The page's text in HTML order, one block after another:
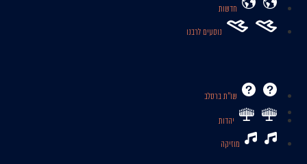
חדשות
נוסעים לרבנו
שו’’ת ברסלב
יהדות
מוזיקה